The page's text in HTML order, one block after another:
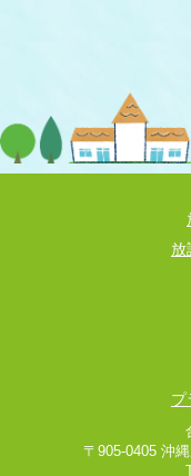
放
プ
〒905-0405 沖